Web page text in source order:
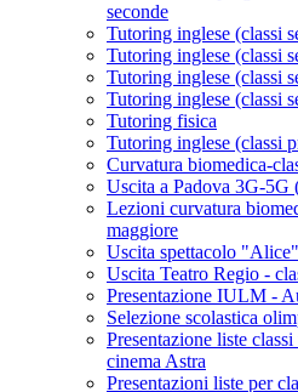
seconde
Tutoring inglese (classi
Tutoring inglese (classi
Tutoring inglese (classi
Tutoring inglese (classi
Tutoring fisica
Tutoring inglese (classi
Curvatura biomedica-
Uscita a Padova 3G-
Lezioni curvatura
maggiore
Uscita spettacolo
Uscita Teatro Regio -
Presentazione IULM -
Selezione scolastica
Presentazione liste
cinema Astra
Presentazioni liste per